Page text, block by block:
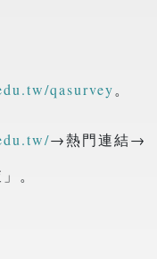
qasurvey。
→熱門連結→
。